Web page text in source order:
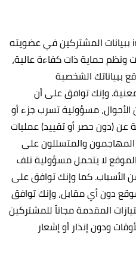
تاسعاً: يحتفظ موقع iraadah.com ببيانات المشتركين في عضويته
ونظم حماية ذات كفاءة عالية،
ببياناتك الشخصية
وإنك توافق على أن
الأحوال، مسؤولية تسرب جزء أو
عن (دون حصر أو تقييد) عمليات
والمتسللون على
لا يتحمل مسؤولية تلف
الأسباب. كما وإنك توافق على
دون أي مقابل، وإنك توافق
المقدمة مجاناً للمشتركين
ودون إنذار أو إشعار